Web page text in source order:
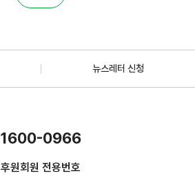
뉴스레터 신청
1600-0966
후원회원 전용번호